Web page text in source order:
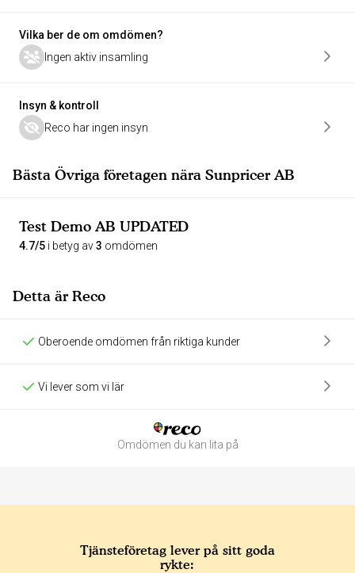
Vilka ber de om omdömen?
Ingen aktiv insamling
Insyn & kontroll
Reco har ingen insyn
Bästa Övriga företagen nära Sunpricer AB
Test Demo AB UPDATED
4.7/5 i betyg av3 omdömen
Detta är Reco
Oberoende omdömen från riktiga kunder
Vi lever som vi lär
Omdömen du kan lita på
Tjänsteföretag lever på sitt goda
rykte: